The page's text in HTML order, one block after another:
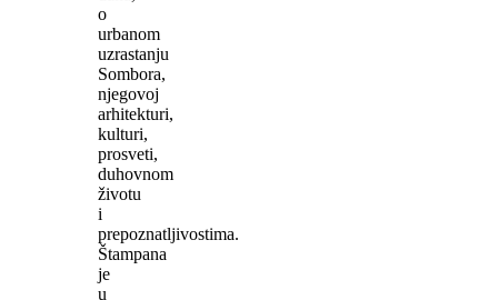
o
urbanom
uzrastanju
Sombora,
njegovoj
arhitekturi,
kulturi,
prosveti,
duhovnom
životu
i
prepoznatljivostima.
Štampana
je
u